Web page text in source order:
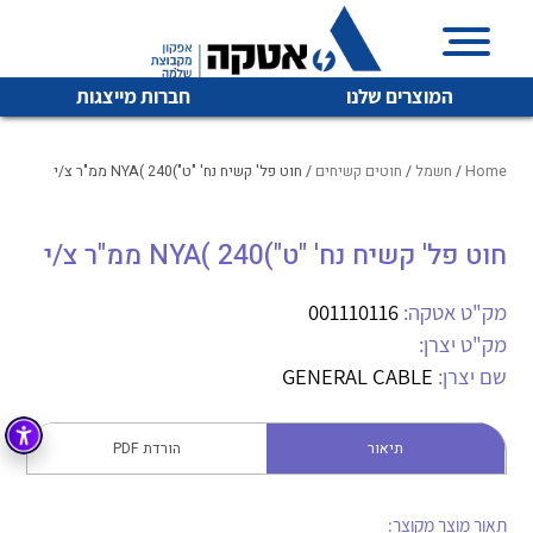
המוצרים שלנו חברות מייצגות
איכות | שרות | זמינות
והפצה של מוצרי
מיתוג, בקרה , ואינסטלציה חשמלית ופעילה ב7 תחומים:
חשמל
רובוטיקה ואוטומציה תעשייתית
לכל מוצרי היצרן
Home
/ חשמל / חוטים קשיחים / חוט פל' קשיח נח' "ט")NYA( 240 ממ"ר צ/י
חוט פל' קשיח נח' "ט")NYA( 240 ממ"ר צ/י
מק"ט אטקה: 001110116
מק"ט יצרן:
שם יצרן: GENERAL CABLE
תיאור הורדת PDF
תאור מוצר מקוצר: